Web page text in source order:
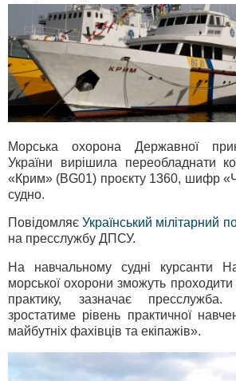
Морська охорона Державної
України вирішила переобладнати
«Крим» (BG01) проєкту 1360, шифр
судно.
ПовідомляєУкраїнський мілітарний
на пресслужбу ДПСУ.
На навчальному судні курсанти
морської охорони зможуть
практику, зазначає
зростатиме рівень практичної
майбутніх фахівців та екіпажів».